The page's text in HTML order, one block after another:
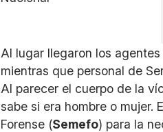
Al lugar llegaron los
mientras que personal de
Al parecer el cuerpo de la
sabe si era hombre o mujer.
Forense (Semefo) para la